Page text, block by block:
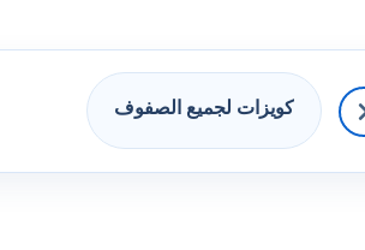
كويزات لجميع الصفوف